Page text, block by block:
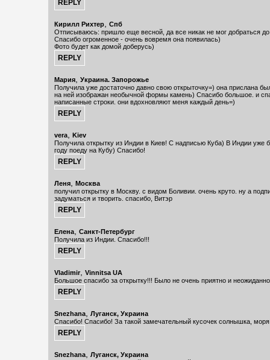
Кирилл Рихтер, Спб
Отписываюсь: пришло еще весной, да все никак не мог добраться до
Спасибо огроменное - очень вовремя она появилась)
Фото будет как домой доберусь)
Мария, Украина. Запорожье
Получила уже достаточно давно свою открыточку=) она прислана
на ней изображан необычной формы камень) Спасибо большое. и
написанные строки. они вдохновляют меня каждый день=)
vera, Kiev
Получила открытку из Индии в Киев! С надписью Куба) В Индии уже
году поеду на Кубу) Спасибо!
Леня, Москва
получил открытку в Москву. с видом Боливии. очень круто. ну а
задуматься и творить. спасибо, Витэр
Елена, Санкт-Петербург
Получила из Индии. Спасибо!!!
Vladimir, Vinnitsa UA
Большое спасибо за открытку!!! Было не очень приятно и
Snezhana, Луганск, Украина
Спасибо! Спасибо! За такой замечательный кусочек солнышка,
Snezhana, Луганск, Украина